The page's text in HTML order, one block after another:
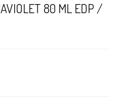
80 ML EDP /